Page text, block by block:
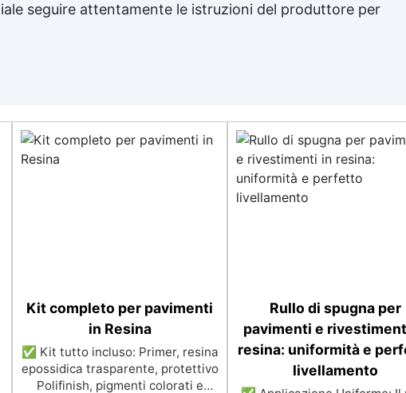
seguire attentamente le istruzioni del produttore per
Kit completo per pavimenti
in Resina
✅ Kit tutto incluso: Primer, resina
epossidica trasparente, protettivo
Polifinish, pigmenti colorati e
Rullo di spugna per
pavimenti e
resina: uniformità e
livellamento